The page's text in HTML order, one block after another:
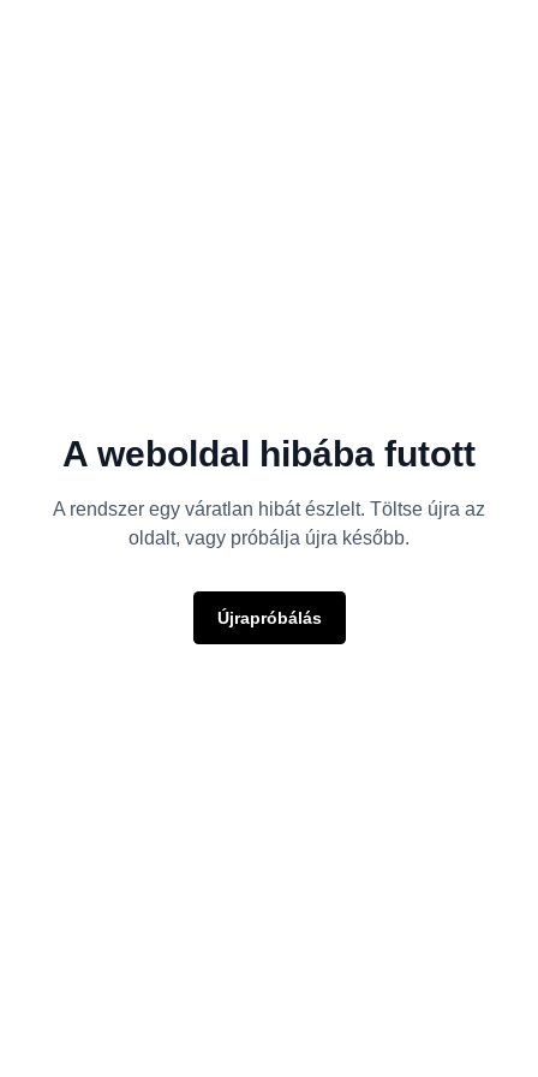
A weboldal hibába futott
A rendszer egy váratlan hibát észlelt. Töltse újra az
oldalt, vagy próbálja újra később.
Újrapróbálás